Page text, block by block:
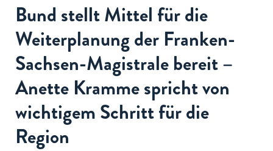
Bund stellt Mittel für die
Weiterplanung der Franken-
Sachsen-Magistrale bereit –
Anette Kramme spricht von
wichtigem Schritt für die
Region